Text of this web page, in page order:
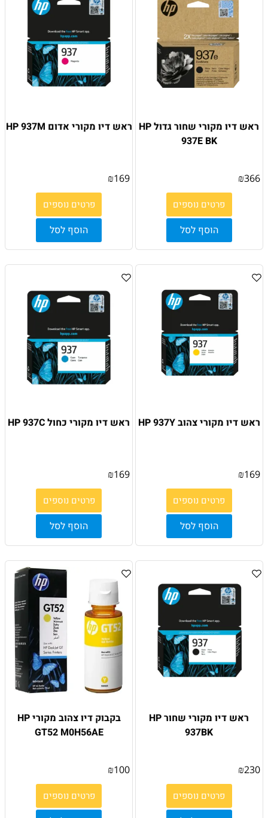
ראש דיו מקורי שחור גדול HP
937E BK
₪366
פרטים נוספים
הוסף לסל
ראש דיו מקורי אדום HP 937M
₪169
פרטים נוספים
הוסף לסל
ראש דיו מקורי צהוב HP 937Y
₪169
פרטים נוספים
הוסף לסל
ראש דיו מקורי כחול HP 937C
₪169
פרטים נוספים
הוסף לסל
ראש דיו מקורי שחור HP
937BK
₪230
פרטים נוספים
בקבוק דיו צהוב מקורי HP
GT52 M0H56AE
₪100
פרטים נוספים